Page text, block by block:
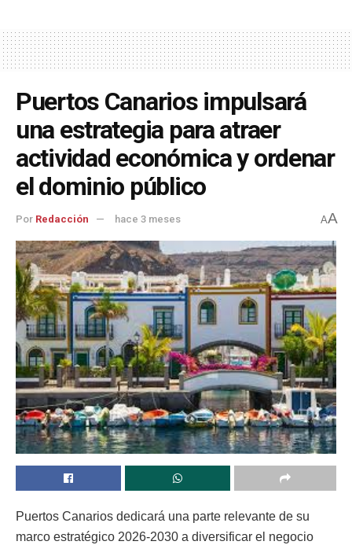
Puertos Canarios impulsará
una estrategia para atraer
actividad económica y ordenar
el dominio público
Por Redacción hace 3 meses AA
Puertos Canarios dedicará una parte relevante de su
marco estratégico 2026-2030 a diversificar el negocio